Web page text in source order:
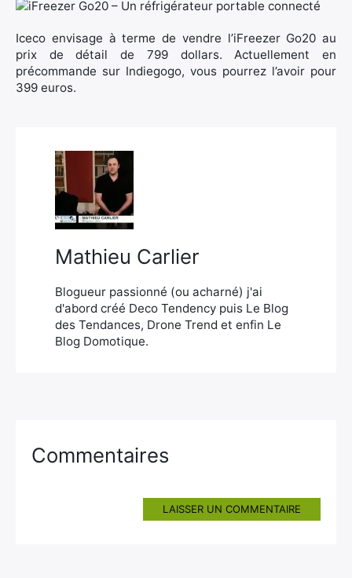
Iceco envisage à terme de vendre l’iFreezer Go20 au
prix de détail de 799 dollars. Actuellement en
précommande sur Indiegogo, vous pourrez l’avoir pour
399 euros.
Mathieu Carlier
Blogueur passionné (ou acharné) j'ai
d'abord créé Deco Tendency puis Le Blog
des Tendances, Drone Trend et enfin Le
Blog Domotique.
Commentaires
LAISSER UN COMMENTAIRE